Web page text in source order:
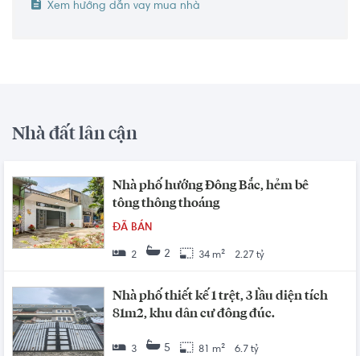
Xem hướng dẫn vay mua nhà
Nhà đất lân cận
Nhà phố hướng Đông Bắc, hẻm bê
tông thông thoáng
ĐÃ BÁN
2 2 34 m² 2.27 tỷ
Nhà phố thiết kế 1 trệt, 3 lầu diện tích
81m2, khu dân cư đông đúc.
3 5 81 m² 6.7 tỷ